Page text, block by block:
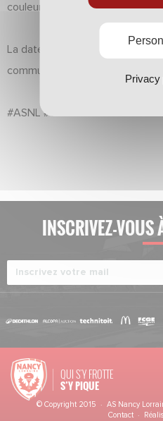
couleurs. 🔴⚪
La date de la conférence de
communiquée prochainement.
#ASNL #coeur
INSCRIVEZ-VOUS
QUI S'Y FROTTE
S’Y PIQUE
© Copyright 2015 · AS Nancy
Contact·
Privacy